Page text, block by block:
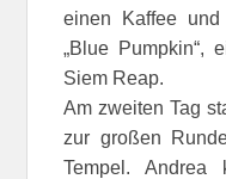
einen Kaffee
„Blue Pumpkin“,
Siem Reap.
Am zweiten Tag
zur großen
Tempel. Andrea